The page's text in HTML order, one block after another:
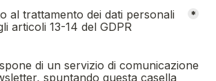
field
al trattamento dei dati personali
articoli 13-14 del GDPR
*
di un servizio di comunicazione
spuntando questa casella